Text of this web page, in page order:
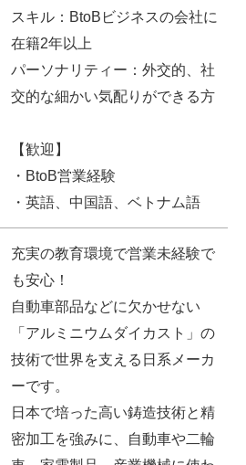
スキル：BtoBビジネスの会社に
在籍2年以上
パーソナリティー：外交的、社
交的な細かい気配りができる方
【歓迎】
・BtoB営業経験
・英語、中国語、ベトナム語
充実の教育環境で営業未経験で
も安心！
自動車部品などに欠かせない
「アルミニウムダイカスト」の
技術で世界を支える日系メーカ
ーです。
日本で培った高い鋳造技術と精
密加工を強みに、自動車や二輪